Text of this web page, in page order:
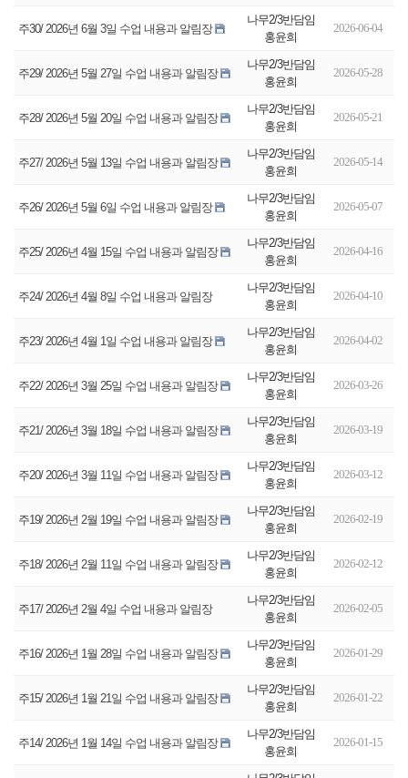
주30/ 2026년 6월 3일 수업 내용과 알림장
나무2/3반담임
홍윤희
2026-06-04
주29/ 2026년 5월 27일 수업 내용과 알림장
나무2/3반담임
홍윤희
2026-05-28
주28/ 2026년 5월 20일 수업 내용과 알림장
나무2/3반담임
홍윤희
2026-05-21
주27/ 2026년 5월 13일 수업 내용과 알림장
나무2/3반담임
홍윤희
2026-05-14
주26/ 2026년 5월 6일 수업 내용과 알림장
나무2/3반담임
홍윤희
2026-05-07
주25/ 2026년 4월 15일 수업 내용과 알림장
나무2/3반담임
홍윤희
2026-04-16
주24/ 2026년 4월 8일 수업 내용과 알림장
나무2/3반담임
홍윤희
2026-04-10
주23/ 2026년 4월 1일 수업 내용과 알림장
나무2/3반담임
홍윤희
2026-04-02
주22/ 2026년 3월 25일 수업 내용과 알림장
나무2/3반담임
홍윤희
2026-03-26
주21/ 2026년 3월 18일 수업 내용과 알림장
나무2/3반담임
홍윤희
2026-03-19
주20/ 2026년 3월 11일 수업 내용과 알림장
나무2/3반담임
홍윤희
2026-03-12
주19/ 2026년 2월 19일 수업 내용과 알림장
나무2/3반담임
홍윤희
2026-02-19
주18/ 2026년 2월 11일 수업 내용과 알림장
나무2/3반담임
홍윤희
2026-02-12
주17/ 2026년 2월 4일 수업 내용과 알림장
나무2/3반담임
홍윤희
2026-02-05
주16/ 2026년 1월 28일 수업 내용과 알림장
나무2/3반담임
홍윤희
2026-01-29
주15/ 2026년 1월 21일 수업 내용과 알림장
나무2/3반담임
홍윤희
2026-01-22
주14/ 2026년 1월 14일 수업 내용과 알림장
나무2/3반담임
홍윤희
2026-01-15